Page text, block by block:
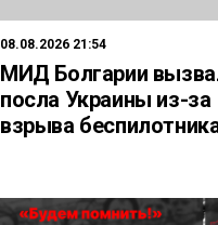
08.08.2026 21:54
МИД Болгарии
посла Украины из-за
взрыва